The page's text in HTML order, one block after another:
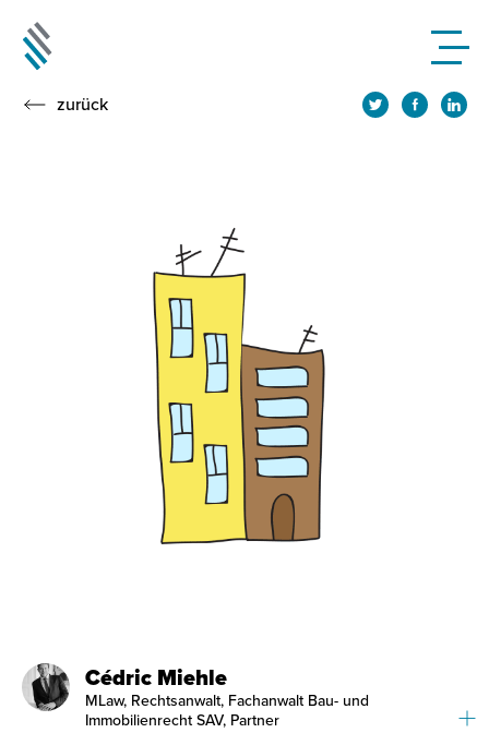
zurück
Cédric Miehle
MLaw, Rechtsanwalt, Fachanwalt Bau- und
Immobilienrecht SAV, Partner